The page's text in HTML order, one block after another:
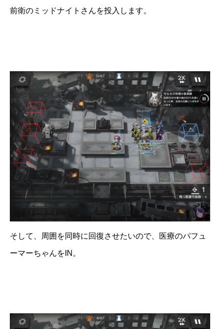
前衛のミッドナイトさんを投入します。
そして、周囲を同時に回復させたいので、医療のパフュ
ーマーちゃんをIN。